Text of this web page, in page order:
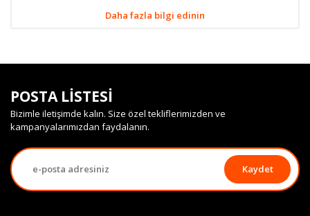
Daha fazla bilgi edinin
POSTA LİSTESİ
Bizimle iletişimde kalın. Size özel tekliflerimizden ve
kampanyalarımızdan faydalanın.
Kaydet